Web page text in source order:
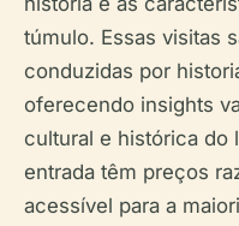
túmulo. Essas visitas
conduzidas por
oferecendo insights
cultural e histórica do
entrada têm preços
acessível para a